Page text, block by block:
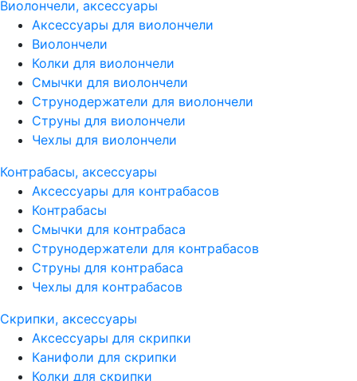
Виолончели, аксессуары
Аксессуары для виолончели
Виолончели
Колки для виолончели
Смычки для виолончели
Струнодержатели для виолончели
Струны для виолончели
Чехлы для виолончели
Контрабасы, аксессуары
Аксессуары для контрабасов
Контрабасы
Смычки для контрабаса
Струнодержатели для контрабасов
Струны для контрабаса
Чехлы для контрабасов
Скрипки, аксессуары
Аксессуары для скрипки
Канифоли для скрипки
Колки для скрипки